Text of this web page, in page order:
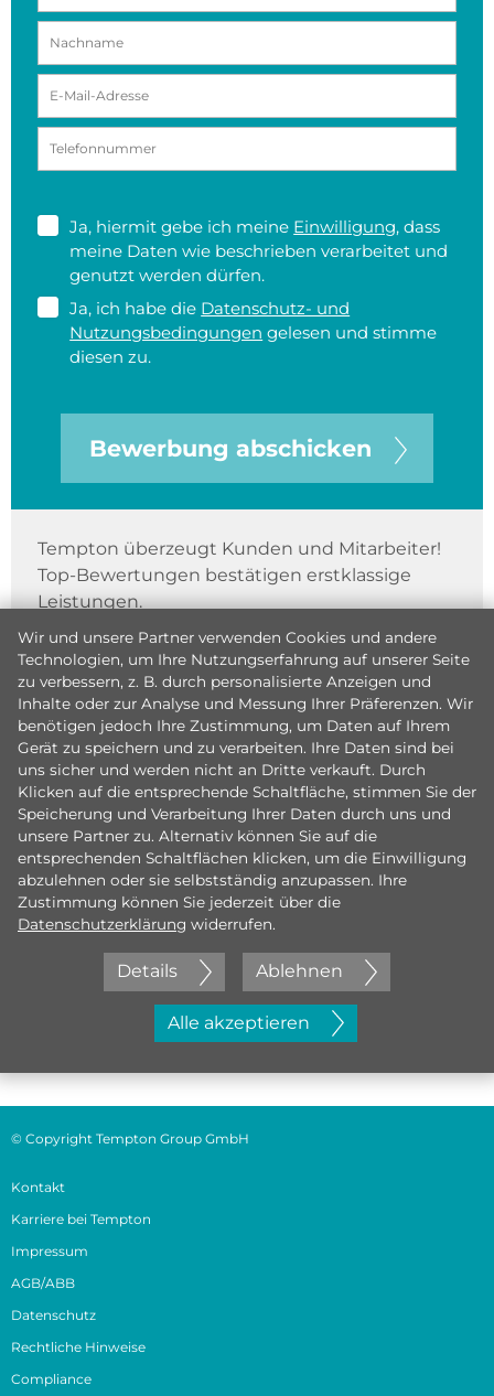
Ja, hiermit gebe ich meine Einwilligung, dass
meine Daten wie beschrieben verarbeitet und
genutzt werden dürfen.
Ja, ich habe die Datenschutz- und
Nutzungsbedingungen gelesen und stimme
diesen zu.
Bewerbung abschicken
Tempton überzeugt Kunden und Mitarbeiter!
Top-Bewertungen bestätigen erstklassige
Leistungen.
Jetzt initiativ bewerben
Wir und unsere Partner verwenden Cookies und andere
Technologien, um Ihre Nutzungserfahrung auf unserer Seite
zu verbessern, z. B. durch personalisierte Anzeigen und
Inhalte oder zur Analyse und Messung Ihrer Präferenzen. Wir
benötigen jedoch Ihre Zustimmung, um Daten auf Ihrem
Gerät zu speichern und zu verarbeiten. Ihre Daten sind bei
uns sicher und werden nicht an Dritte verkauft. Durch
Klicken auf die entsprechende Schaltfläche, stimmen Sie der
Speicherung und Verarbeitung Ihrer Daten durch uns und
unsere Partner zu. Alternativ können Sie auf die
entsprechenden Schaltflächen klicken, um die Einwilligung
abzulehnen oder sie selbstständig anzupassen. Ihre
Zustimmung können Sie jederzeit über die
Datenschutzerklärung widerrufen.
Details Ablehnen
Alle akzeptieren
© Copyright Tempton Group GmbH
Kontakt
Karriere bei Tempton
Impressum
AGB/ABB
Datenschutz
Rechtliche Hinweise
Compliance